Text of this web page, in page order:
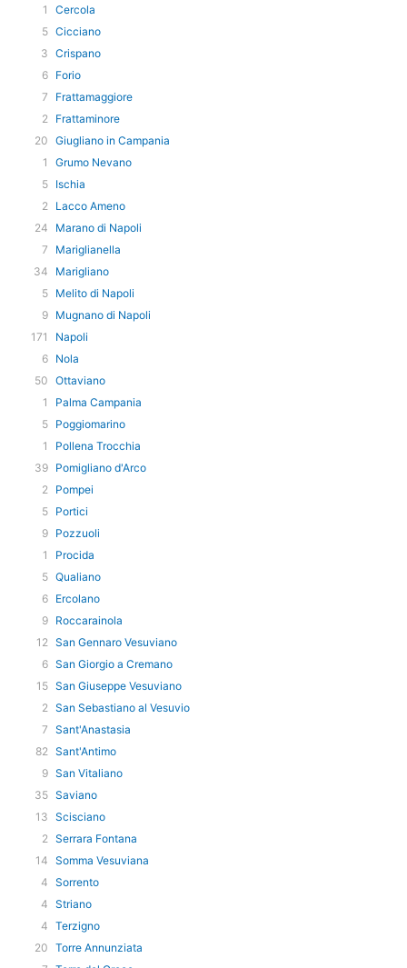
1
Cercola
5 Cicciano
3 Crispano
6 Forio
7
Frattamaggiore
2 Frattaminore
20 Giugliano in Campania
1
Grumo Nevano
5 Ischia
2 Lacco Ameno
24
Marano di Napoli
7
Mariglianella
34
Marigliano
5 Melito di Napoli
9 Mugnano di Napoli
171
Napoli
6 Nola
50 Ottaviano
1
Palma Campania
5 Poggiomarino
1
Pollena Trocchia
39 Pomigliano d'Arco
2 Pompei
5 Portici
9 Pozzuoli
1
Procida
5 Qualiano
6 Ercolano
9 Roccarainola
12 San Gennaro Vesuviano
6 San Giorgio a Cremano
15 San Giuseppe Vesuviano
2 San Sebastiano al Vesuvio
7 Sant'Anastasia
82 Sant'Antimo
9 San Vitaliano
35 Saviano
13 Scisciano
2 Serrara Fontana
14 Somma Vesuviana
4 Sorrento
4 Striano
4 Terzigno
20 Torre Annunziata